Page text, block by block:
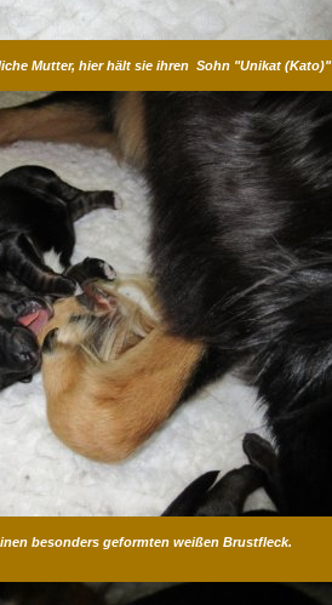
Mutter, hier hält sie ihren Sohn "Unikat (Kato)"
besonders geformten weißen Brustfleck.